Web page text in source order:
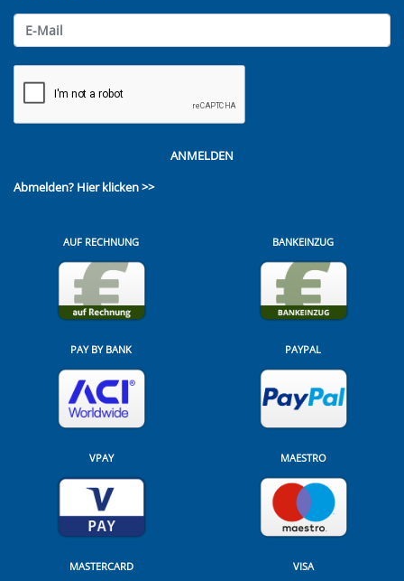
ANMELDEN
Abmelden? Hier klicken >>
AUF RECHNUNG BANKEINZUG
PAY BY BANK PAYPAL
VPAY MAESTRO
MASTERCARD VISA